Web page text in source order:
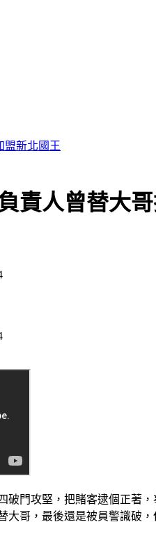
盟新北國王
責人曾替大
破門攻堅，把賭客逮個正著
大哥，最後還是被員警識破